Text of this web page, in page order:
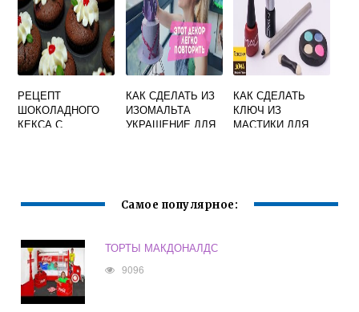
РЕЦЕПТ
ШОКОЛАДНОГО
КЕКСА С
КАК СДЕЛАТЬ ИЗ
ИЗОМАЛЬТА
УКРАШЕНИЕ ДЛЯ
КАК СДЕЛАТЬ
КЛЮЧ ИЗ
МАСТИКИ ДЛЯ
Самое популярное:
ТОРТЫ МАКДОНАЛДС
9096